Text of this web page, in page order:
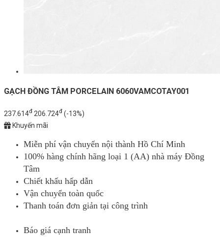
GẠCH ĐỒNG TÂM PORCELAIN 6060VAMCOTAY001
237.614đ 206.724đ (-13%)
Khuyến mãi
Miễn phí vận chuyển nội thành Hồ Chí Minh
100% hàng chính hãng loại 1 (AA) nhà máy Đồng
Tâm
Chiết khấu hấp dẫn
Vận chuyển toàn quốc
Thanh toán đơn giản tại công trình
Báo giá cạnh tranh